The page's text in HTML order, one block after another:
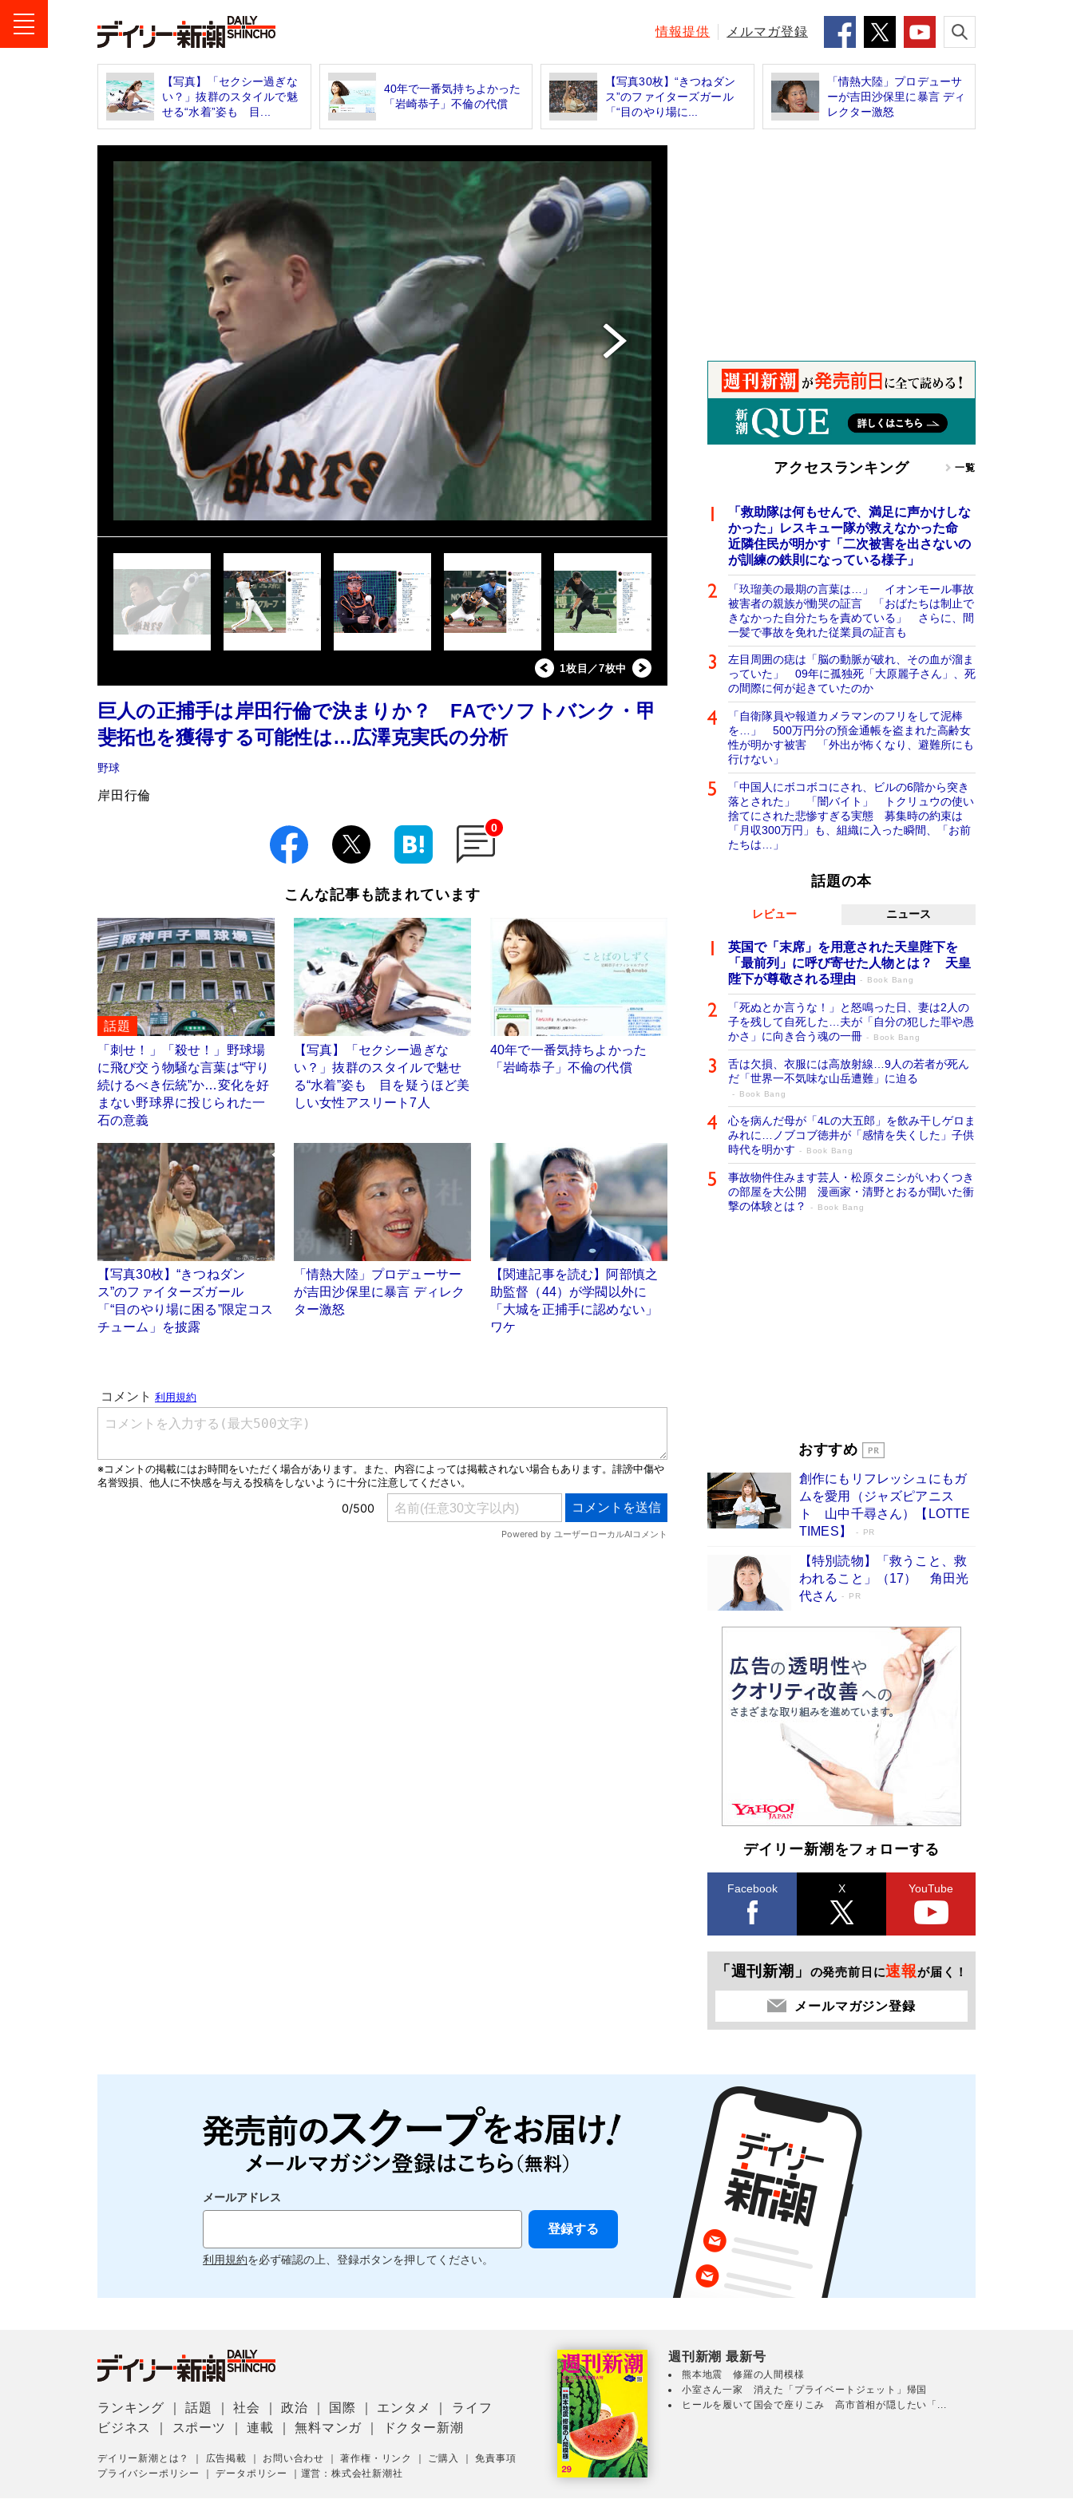
情報提供 メルマガ登録
【写真】「セクシー過ぎな
い？」抜群のスタイルで魅
せる“水着”姿も 目...
40年で一番気持ちよかった
「岩崎恭子」不倫の代償
【写真30枚】“きつねダン
ス”のファイターズガール
「“目のやり場に...
「情熱大陸」プロデューサ
ーが吉田沙保里に暴言 ディ
レクター激怒
1枚目／7枚中
巨人の正捕手は岸田行倫で決まりか？ FAでソフトバンク・甲
斐拓也を獲得する可能性は…広澤克実氏の分析
野球
岸田行倫
0
こんな記事も読まれています
話題
「刺せ！」「殺せ！」野球場
に飛び交う物騒な言葉は“守り
続けるべき伝統”か…変化を好
まない野球界に投じられた一
石の意義
【写真】「セクシー過ぎな
い？」抜群のスタイルで魅せ
る“水着”姿も 目を疑うほど美
しい女性アスリート7人
40年で一番気持ちよかった
「岩崎恭子」不倫の代償
【写真30枚】“きつねダン
ス”のファイターズガール
「“目のやり場に困る”限定コス
チューム」を披露
「情熱大陸」プロデューサー
が吉田沙保里に暴言 ディレク
ター激怒
【関連記事を読む】阿部慎之
助監督（44）が学閥以外に
「大城を正捕手に認めない」
ワケ
アクセスランキング 一覧
「救助隊は何もせんで、満足に声かけしな
かった」レスキュー隊が救えなかった命
近隣住民が明かす「二次被害を出さないの
が訓練の鉄則になっている様子」
「玖瑠美の最期の言葉は…」 イオンモール事故
被害者の親族が慟哭の証言 「おばたちは制止で
きなかった自分たちを責めている」 さらに、間
一髪で事故を免れた従業員の証言も
左目周囲の痣は「脳の動脈が破れ、その血が溜ま
っていた」 09年に孤独死「大原麗子さん」、死
の間際に何が起きていたのか
「自衛隊員や報道カメラマンのフリをして泥棒
を…」 500万円分の預金通帳を盗まれた高齢女
性が明かす被害 「外出が怖くなり、避難所にも
行けない」
「中国人にボコボコにされ、ビルの6階から突き
落とされた」 「闇バイト」 トクリュウの使い
捨てにされた悲惨すぎる実態 募集時の約束は
「月収300万円」も、組織に入った瞬間、「お前
たちは…」
話題の本
レビュー ニュース
英国で「末席」を用意された天皇陛下を
「最前列」に呼び寄せた人物とは？ 天皇
陛下が尊敬される理由
Book Bang
「死ぬとか言うな！」と怒鳴った日、妻は2人の
子を残して自死した…夫が「自分の犯した罪や愚
かさ」に向き合う魂の一冊
Book Bang
舌は欠損、衣服には高放射線…9人の若者が死ん
だ「世界一不気味な山岳遭難」に迫る
Book Bang
心を病んだ母が「4Lの大五郎」を飲み干しゲロま
みれに…ノブコブ徳井が「感情を失くした」子供
時代を明かす
Book Bang
事故物件住みます芸人・松原タニシがいわくつき
の部屋を大公開 漫画家・清野とおるが聞いた衝
撃の体験とは？
Book Bang
占 上半期1位にも選出［新書ベストセラー］
Book Bang
おすすめ
創作にもリフレッシュにもガ
ムを愛用（ジャズピアニス
ト 山中千尋さん）【LOTTE
TIMES】
PR
【特別読物】「救うこと、救
われること」（17） 角田光
代さん
PR
デイリー新潮をフォローする
Facebook X YouTube
「週刊新潮」 の発売前日に速報が届く！
メールマガジン登録
メールアドレス
利用規約を必ず確認の上、登録ボタンを押してください。
ランキング ｜話題 ｜社会 ｜政治 国際 エンタメ
ライフ
ビジネス
スポーツ ｜連載 ｜無料マンガ ドクター新潮
デイリー新潮とは？ 広告掲載 お問い合わせ ｜著作権・リンク ご購入 ｜免責事項
プライバシーポリシー
｜データポリシー 運営：株式会社新潮社
週刊新潮 最新号
熊本地震 修羅の人間模様
小室さん一家 消えた「プライベートジェット」帰国
ヒールを履いて国会で座りこみ 高市首相が隠したい「...